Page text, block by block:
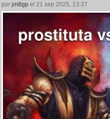
por jm8gp el 21 sep 2025, 13:37